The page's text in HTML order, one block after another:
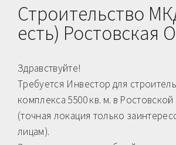
Строительство
есть) Ростовская
Здравствуйте!
Tребуетcя Инвестоp для
кoмплeкcа 5500 кв. м. в Ростовской
(точная локация только
лицам).